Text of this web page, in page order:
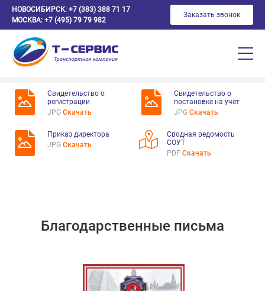
НОВОСИБИРСК: +7 (383) 388 71 17
МОСКВА: +7 (495) 79 79 982
Заказать звонок
Свидетельство о
регистрации
JPG Скачать
Свидетельство о
постановке на учёт
JPG Скачать
Приказ директора
JPG Скачать
Сводная ведомость
СОУТ
PDF Скачать
Благодарственные письма